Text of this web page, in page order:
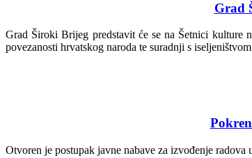
Grad
Grad Široki Brijeg predstavit će se na Šetnici kulture
povezanosti hrvatskog naroda te suradnji s
Otvoren je postupak javne nabave za izvođenje